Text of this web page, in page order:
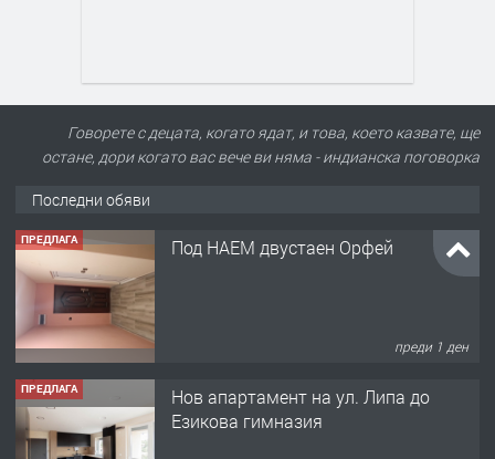
Говорете с децата, когато ядат, и това, което казвате, ще
остане, дори когато вас вече ви няма - индианска поговорка
Последни обяви
ПРЕДЛАГА Под НАЕМ двустаен Орфей
преди 1 ден
ПРЕДЛАГА
Нов апартамент на ул. Липа до
Езикова гимназия